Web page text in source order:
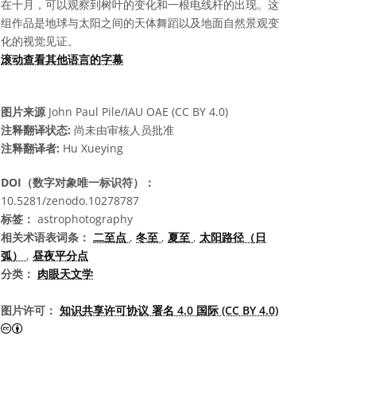
在十月，可以观察到树叶的变化和一根电线杆的出现。这
组作品是地球与太阳之间的天体舞蹈以及地面自然景观变
化的视觉见证。
滚动查看其他语言的字幕
图片来源John Paul Pile/IAU OAE (CC BY 4.0)
注释翻译状态: 尚未由审核人员批准
注释翻译者: Hu Xueying
DOI（数字对象唯一标识符）：
10.5281/zenodo.10278787
标签： astrophotography
相关术语表词条： 二至点 , 冬至 , 夏至 , 太阳路径（日
弧） , 昼夜平分点
分类： 肉眼天文学
图片许可： 知识共享许可协议 署名 4.0 国际 (CC BY 4.0)
知识共享许可协议 署名 4.0 国际 (CC BY 4.0) 图标